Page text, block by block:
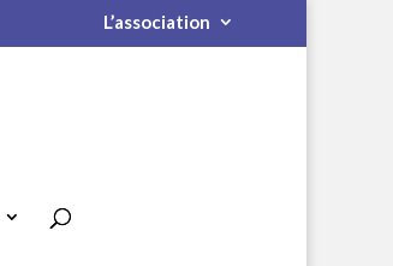
L’association